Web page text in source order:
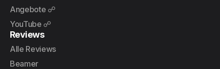
Angebote ☍
YouTube ☍
Reviews
Alle Reviews
Beamer